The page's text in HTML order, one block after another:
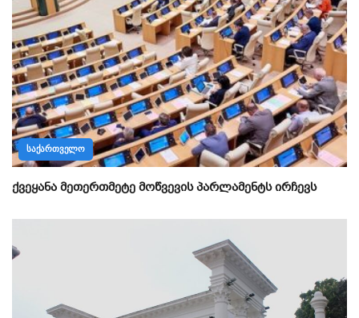
ᲡᲐᲥᲐᲠᲗᲕᲔᲚᲝ
ქვეყანა მეთერთმეტე მოწვევის პარლამენტს ირჩევს